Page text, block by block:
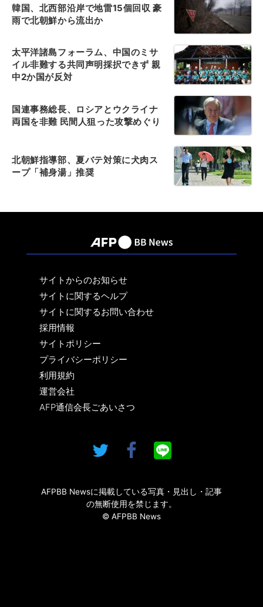
韓国、北西部沿岸で地雷15個回収 豪
雨で北朝鮮から流出か
太平洋諸島フォーラム、中国のミサ
イル非難する共同声明採択できず 親
中2か国が反対
国連事務総長、ロシアとウクライナ
両国を非難 民間人狙った攻撃めぐり
北朝鮮指導部、夏バテ対策に犬肉ス
ープ「補身湯」推奨
サイトからのお知らせ
サイトに関するヘルプ
サイトに関するお問い合わせ
採用情報
サイトポリシー
プライバシーポリシー
利用規約
運営会社
AFP通信会長ごあいさつ
AFPBB Newsに掲載している写真・見出し・記事
の無断使用を禁じます。
© AFPBB News